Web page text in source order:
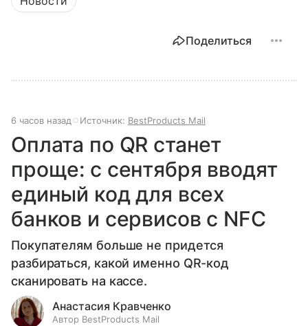
Поделиться
6 часов назад Источник: BestProducts Mail
Оплата по QR станет
проще: с сентября вводят
единый код для всех
банков и сервисов с NFC
Покупателям больше не придется
разбираться, какой именно QR-код
сканировать на кассе.
Анастасия Кравченко
Автор BestProducts Mail